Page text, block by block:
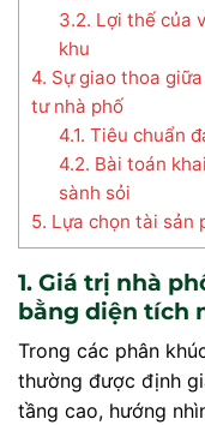
3.2. Lợi thế của
khu
4. Sự giao thoa
tư nhà phố
4.1. Tiêu chuẩn
4.2. Bài toán
sành sỏi
5. Lựa chọn tài sản
1. Giá trị nhà
bằng diện tích
Trong các phân
thường được định
tầng cao, hướng